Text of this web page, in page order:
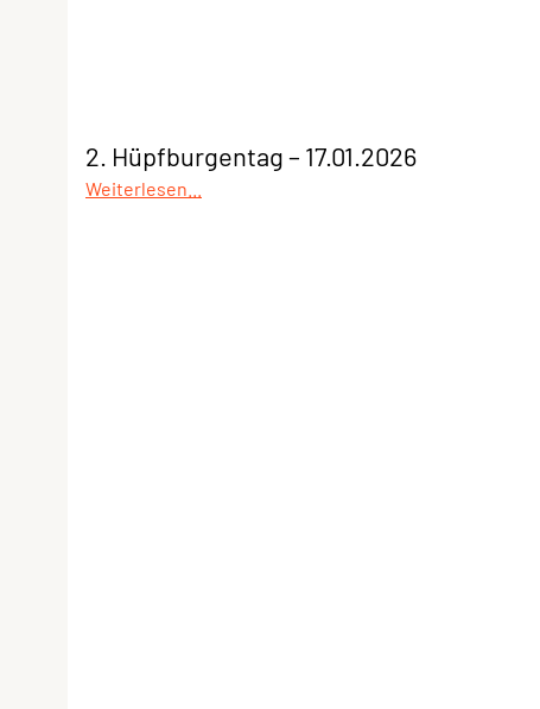
2. Hüpfburgentag – 17.01.2026
Weiterlesen...